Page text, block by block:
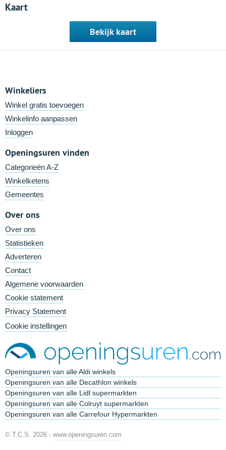
Kaart
Bekijk kaart
Winkeliers
Winkel gratis toevoegen
Winkelinfo aanpassen
Inloggen
Openingsuren vinden
Categorieën A-Z
Winkelketens
Gemeentes
Over ons
Over ons
Statistieken
Adverteren
Contact
Algemene voorwaarden
Cookie statement
Privacy Statement
Cookie instellingen
Openingsuren van alle Aldi winkels
Openingsuren van alle Decathlon winkels
Openingsuren van alle Lidl supermarkten
Openingsuren van alle Colruyt supermarkten
Openingsuren van alle Carrefour Hypermarkten
© T.C.S. 2026 - www.openingsuren.com